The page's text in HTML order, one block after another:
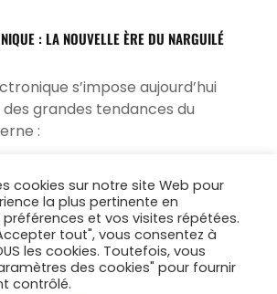
: LA NOUVELLE ÈRE DU NARGUILÉ
s’impose aujourd’hui
des grandes tendances du
:
cookies sur notre site Web pour
la plus pertinente en
et vos visites répétées.
tout", vous consentez à
les cookies. Toutefois, vous
des cookies" pour fournir
contrôlé.